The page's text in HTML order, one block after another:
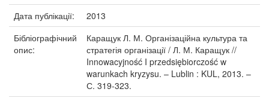
Дата публікації:
2013
Бібліографічний
опис:
Каращук Л. М. Організаційна культура та
стратегія організації / Л. М. Каращук //
Innowacyjność I przedsiębiorczość w
warunkach kryzysu. – Lublin : KUL, 2013. –
С. 319-323.